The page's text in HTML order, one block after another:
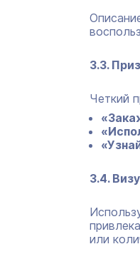
3.3.
Четкий
3.4.
или